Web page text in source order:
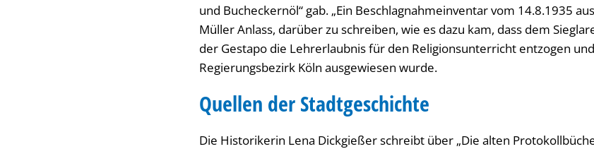
und Bucheckernöl“ gab. „Ein Beschlagnahmeinventar vom 14.8.1935
Müller Anlass, darüber zu schreiben, wie es dazu kam, dass dem
der Gestapo die Lehrerlaubnis für den Religionsunterricht entzogen
Regierungsbezirk Köln ausgewiesen wurde.
Quellen der Stadtgeschichte
Die Historikerin Lena Dickgießer schreibt über „Die alten